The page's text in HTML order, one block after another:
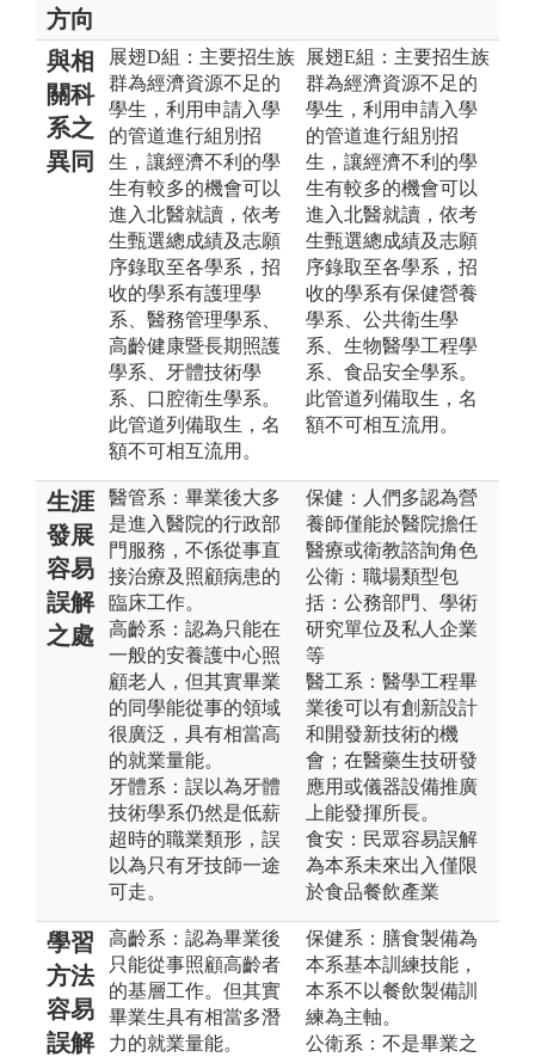
方向
與相
關科
系之
異同
展翅D組：主要招生族
群為經濟資源不足的
學生，利用申請入學
的管道進行組別招
生，讓經濟不利的學
生有較多的機會可以
進入北醫就讀，依考
生甄選總成績及志願
序錄取至各學系，招
收的學系有護理學
系、醫務管理學系、
高齡健康暨長期照護
學系、牙體技術學
系、口腔衛生學系。
此管道列備取生，名
額不可相互流用。
展翅E組：主要招生族
群為經濟資源不足的
學生，利用申請入學
的管道進行組別招
生，讓經濟不利的學
生有較多的機會可以
進入北醫就讀，依考
生甄選總成績及志願
序錄取至各學系，招
收的學系有保健營養
學系、公共衛生學
系、生物醫學工程學
系、食品安全學系。
此管道列備取生，名
額不可相互流用。
生涯
發展
容易
誤解
之處
醫管系：畢業後大多
是進入醫院的行政部
門服務，不係從事直
接治療及照顧病患的
臨床工作。
高齡系：認為只能在
一般的安養護中心照
顧老人，但其實畢業
的同學能從事的領域
很廣泛，具有相當高
的就業量能。
牙體系：誤以為牙體
技術學系仍然是低薪
超時的職業類形，誤
以為只有牙技師一途
可走。
保健：人們多認為營
養師僅能於醫院擔任
醫療或衛教諮詢角色
公衛：職場類型包
括：公務部門、學術
研究單位及私人企業
等
醫工系：醫學工程畢
業後可以有創新設計
和開發新技術的機
會；在醫藥生技研發
應用或儀器設備推廣
上能發揮所長。
食安：民眾容易誤解
為本系未來出入僅限
於食品餐飲產業
學習
方法
容易
誤解
高齡系：認為畢業後
只能從事照顧高齡者
的基層工作。但其實
畢業生具有相當多潛
力的就業量能。
保健系：膳食製備為
本系基本訓練技能，
本系不以餐飲製備訓
練為主軸。
公衛系：不是畢業之